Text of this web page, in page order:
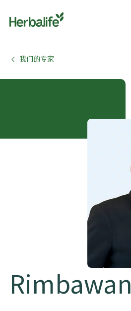
我们的专家
Rimbawan